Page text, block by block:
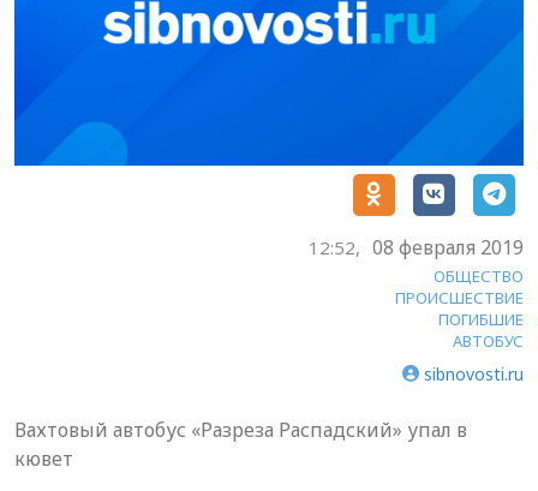
12:52, 08 февраля 2019
ОБЩЕСТВО
ПРОИСШЕСТВИЕ
ПОГИБШИЕ
АВТОБУС
sibnovosti.ru
Вахтовый автобус «Разреза Распадский» упал в
кювет